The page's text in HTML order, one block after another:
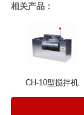
相关产品：
CH-10型搅拌机